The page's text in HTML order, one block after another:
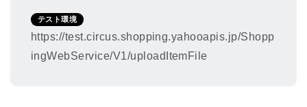
テスト環境
https://test.circus.shopping.yahooapis.jp/Shopp
ingWebService/V1/uploadItemFile